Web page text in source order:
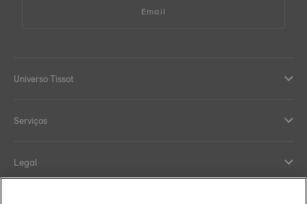
Email
Universo Tissot
Serviços
Legal